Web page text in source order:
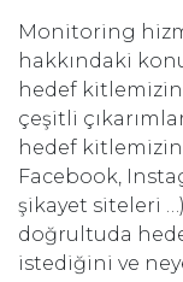
Monitoring
hakkındaki
hedef
çeşitli
hedef
Facebook,
şikayet siteleri
doğrultuda
istediğini ve